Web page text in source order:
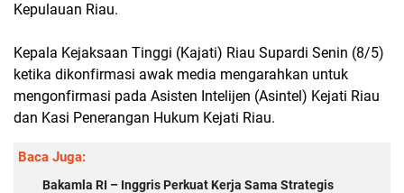
Kepulauan Riau.
Kepala Kejaksaan Tinggi (Kajati) Riau Supardi Senin (8/5)
ketika dikonfirmasi awak media mengarahkan untuk
mengonfirmasi pada Asisten Intelijen (Asintel) Kejati Riau
dan Kasi Penerangan Hukum Kejati Riau.
Baca Juga:
Bakamla RI – Inggris Perkuat Kerja Sama Strategis